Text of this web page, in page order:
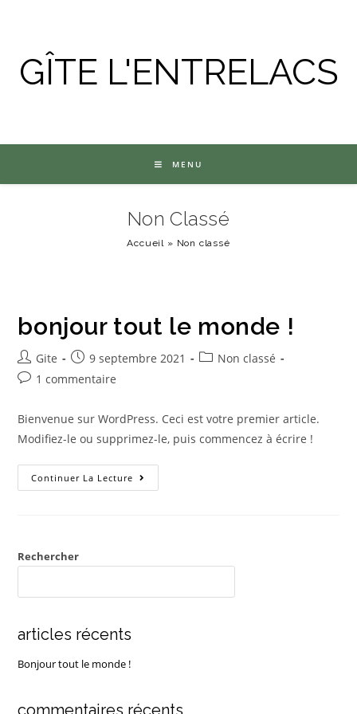
GÎTE L'ENTRELACS
MENU
Non Classé
Accueil » Non classé
bonjour tout le monde !
Gite 9 septembre 2021
Non classé
1 commentaire
Bienvenue sur WordPress. Ceci est votre premier article.
Modifiez-le ou supprimez-le, puis commencez à écrire !
Continuer La Lecture
Rechercher
articles récents
Bonjour tout le monde !
commentaires récents